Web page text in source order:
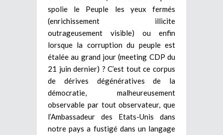
spolie le Peuple les yeux fermés
(enrichissement illicite
outrageusement visible) ou enfin
lorsque la corruption du peuple est
étalée au grand jour (meeting CDP du
21 juin dernier) ? C’est tout ce corpus
de dérives dégénératives de la
démocratie, malheureusement
observable par tout observateur, que
l’Ambassadeur des Etats-Unis dans
notre pays a fustigé dans un langage